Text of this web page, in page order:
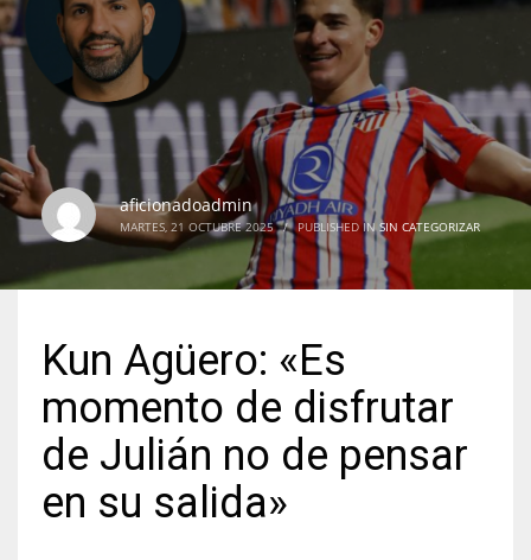
aficionadoadmin
MARTES, 21 OCTUBRE 2025 / PUBLISHED IN SIN CATEGORIZAR
Kun Agüero: «Es
momento de disfrutar
de Julián no de pensar
en su salida»